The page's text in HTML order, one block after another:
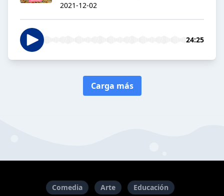
2021-12-02
24:25
Carga más
Comedia Arte Educación